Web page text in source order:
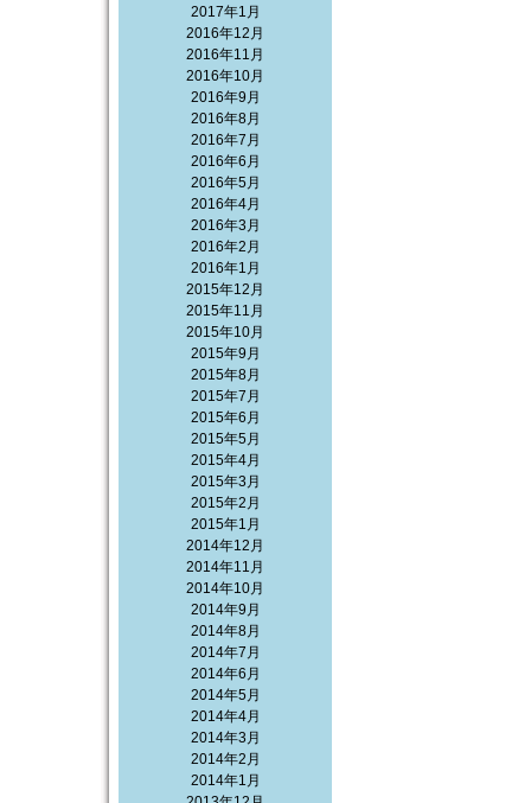
2017年1月
2016年12月
2016年11月
2016年10月
2016年9月
2016年8月
2016年7月
2016年6月
2016年5月
2016年4月
2016年3月
2016年2月
2016年1月
2015年12月
2015年11月
2015年10月
2015年9月
2015年8月
2015年7月
2015年6月
2015年5月
2015年4月
2015年3月
2015年2月
2015年1月
2014年12月
2014年11月
2014年10月
2014年9月
2014年8月
2014年7月
2014年6月
2014年5月
2014年4月
2014年3月
2014年2月
2014年1月